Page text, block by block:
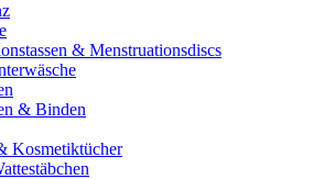
& Menstruationsdiscs
& Binden
Kosmetiktücher